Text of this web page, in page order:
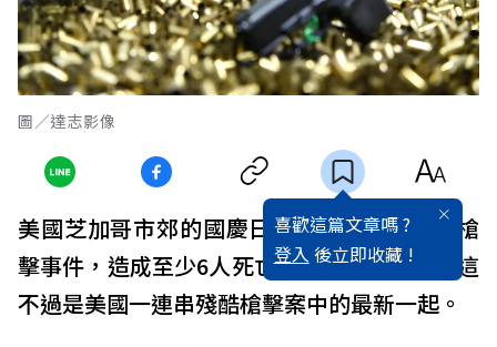
圖／達志影像
喜歡這篇文章嗎 ?
登入 後立即收藏 !
美國芝加哥市郊的國慶日遊行活動爆發致命槍
擊事件，造成至少6人死亡、36人受傷，然而這
不過是美國一連串殘酷槍擊案中的最新一起。